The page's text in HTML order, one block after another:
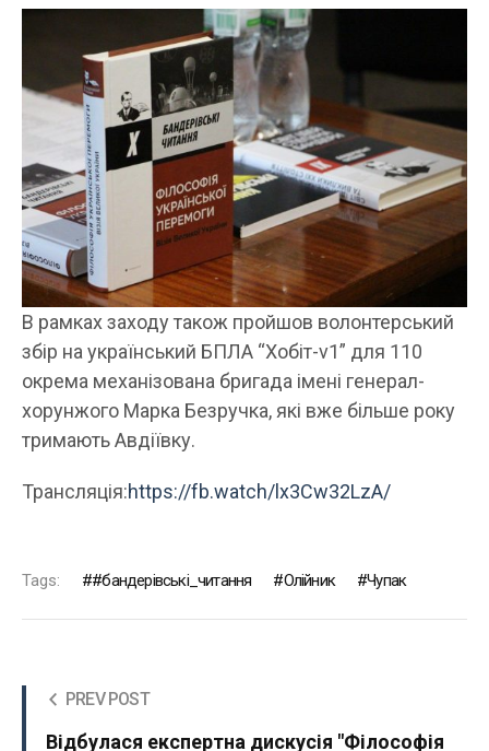
В рамках заходу також пройшов волонтерський
збір на український БПЛА “Хобіт-v1” для 110
окрема механізована бригада імені генерал-
хорунжого Марка Безручка, які вже більше року
тримають Авдіївку.
Трансляція:https://fb.watch/lx3Cw32LzA/
Tags: #бандерівські_читання Олійник Чупак
PREV POST
Відбулася експертна дискусія "Філософія